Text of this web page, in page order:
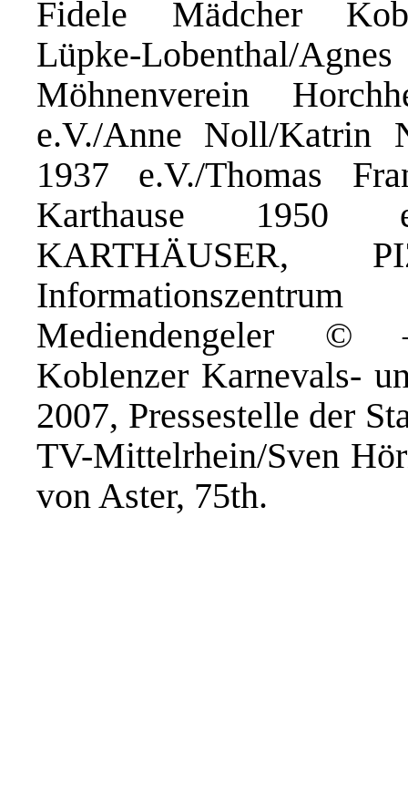
Fidele Mädcher
Lüpke-Lobenthal/
Möhnenverein
e.V./Anne Noll/Katrin
1937 e.V./Thomas
Karthause 1950
Mediendengeler © –
Koblenzer Karnevals-
2007, Pressestelle der
TV-Mittelrhein/Sven
von Aster, 75th.